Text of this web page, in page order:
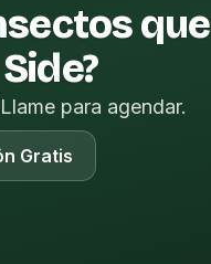
que
para agendar.
Gratis